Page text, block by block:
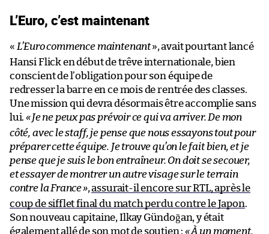
L’Euro, c’est maintenant
« L’Euro commence maintenant», avait pourtant lancé
Hansi Flick en début de trêve internationale, bien
conscient de l’obligation pour son équipe de
redresser la barre en ce mois de rentrée des classes.
Une mission qui devra désormais être accomplie sans
lui.«Je ne peux pas prévoir ce qui va arriver. De mon
côté, avec le staff, je pense que nous essayons tout pour
préparer cette équipe. Je trouve qu’on le fait bien, et je
pense que je suis le bon entraîneur. On doit se secouer,
et essayer de montrer un autre visage sur le terrain
contre la France»,assurait-il encore sur RTL, après le
coup de sifflet final du match perdu contre le Japon.
Son nouveau capitaine, Ilkay Gündoğan, y était
également allé de son mot de soutien : «À un moment,